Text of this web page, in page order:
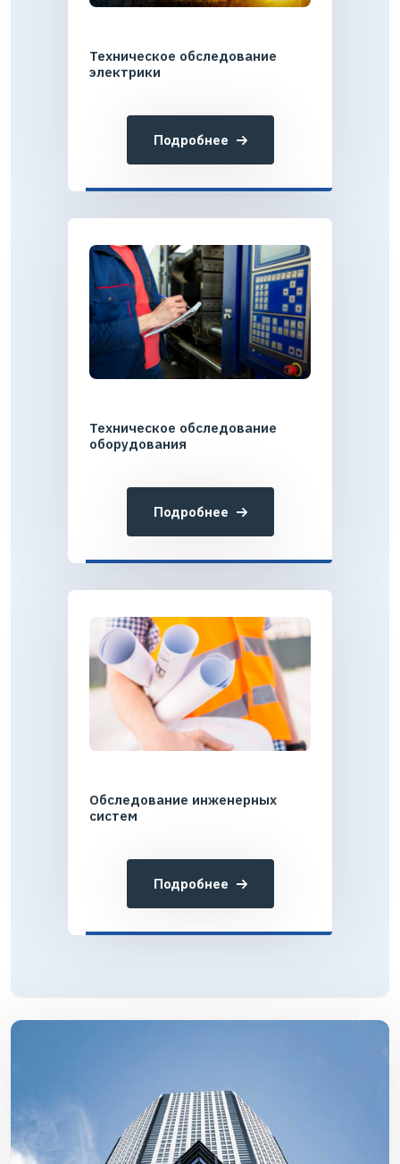
Техническое обследование
электрики
Подробнее
Техническое обследование
оборудования
Подробнее
Обследование инженерных
систем
Подробнее